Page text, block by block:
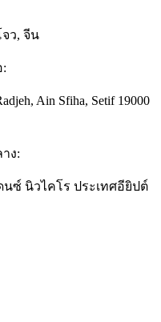
จว, จีน
Ain Sfiha, Setif 19000
ง:
นซ์ นิวไคโร ประเทศอียิปต์